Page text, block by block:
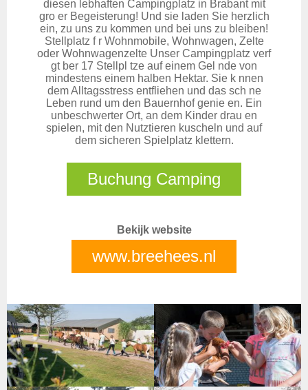
diesen lebhaften Campingplatz in Brabant mit
gro er Begeisterung! Und sie laden Sie herzlich
ein, zu uns zu kommen und bei uns zu bleiben!
Stellplatz f r Wohnmobile, Wohnwagen, Zelte
oder Wohnwagenzelte Unser Campingplatz verf
gt ber 17 Stellpl tze auf einem Gel nde von
mindestens einem halben Hektar. Sie k nnen
dem Alltagsstress entfliehen und das sch ne
Leben rund um den Bauernhof genie en. Ein
unbeschwerter Ort, an dem Kinder drau en
spielen, mit den Nutztieren kuscheln und auf
dem sicheren Spielplatz klettern.
Buchung Camping
Bekijk website
www.breehees.nl